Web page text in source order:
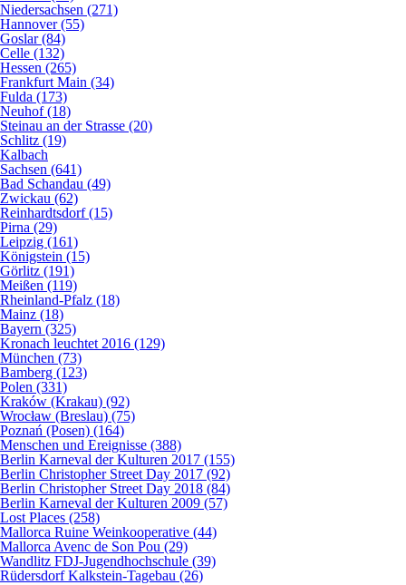
Niedersachsen (271)
Hannover (55)
Goslar (84)
Celle (132)
Hessen (265)
Frankfurt Main (34)
Fulda (173)
Neuhof (18)
Steinau an der Strasse (20)
Schlitz (19)
Kalbach
Sachsen (641)
Bad Schandau (49)
Zwickau (62)
Reinhardtsdorf (15)
Pirna (29)
Leipzig (161)
Königstein (15)
Görlitz (191)
Meißen (119)
Rheinland-Pfalz (18)
Mainz (18)
Bayern (325)
Kronach leuchtet 2016 (129)
München (73)
Bamberg (123)
Polen (331)
Kraków (Krakau) (92)
Wrocław (Breslau) (75)
Poznań (Posen) (164)
Menschen und Ereignisse (388)
Berlin Karneval der Kulturen 2017 (155)
Berlin Christopher Street Day 2017 (92)
Berlin Christopher Street Day 2018 (84)
Berlin Karneval der Kulturen 2009 (57)
Lost Places (258)
Mallorca Ruine Weinkooperative (44)
Mallorca Avenc de Son Pou (29)
Wandlitz FDJ-Jugendhochschule (39)
Rüdersdorf Kalkstein-Tagebau (26)